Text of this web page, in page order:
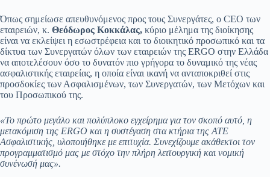
Όπως σημείωσε απευθυνόμενος προς τους Συνεργάτες, ο CEO των
εταιρειών, κ. Θεόδωρος Κοκκάλας, κύριο μέλημα της διοίκησης
είναι να εκλείψει η εσωστρέφεια και το διοικητικό προσωπικό και τα
δίκτυα των Συνεργατών όλων των εταιρειών της ERGO στην Ελλάδα
να αποτελέσουν όσο το δυνατόν πιο γρήγορα το δυναμικό της νέας
ασφαλιστικής εταιρείας, η οποία είναι ικανή να ανταποκριθεί στις
προσδοκίες των Ασφαλισμένων, των Συνεργατών, των Μετόχων και
του Προσωπικού της.
«Το πρώτο μεγάλο και πολύπλοκο εγχείρημα για τον σκοπό αυτό, η
μετακόμιση της ERGO και η συστέγαση στα κτήρια της ΑΤΕ
Ασφαλιστικής, υλοποιήθηκε με επιτυχία. Συνεχίζουμε ακάθεκτοι τον
προγραμματισμό μας με στόχο την πλήρη λειτουργική και νομική
συνένωσή μας».